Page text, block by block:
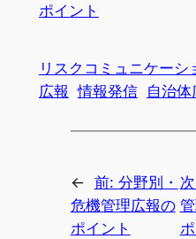
ポイント
リスクコミュニケーシ
広報 情報発信 自治体
← 前: 分野別・
危機管理広報の
ポイント